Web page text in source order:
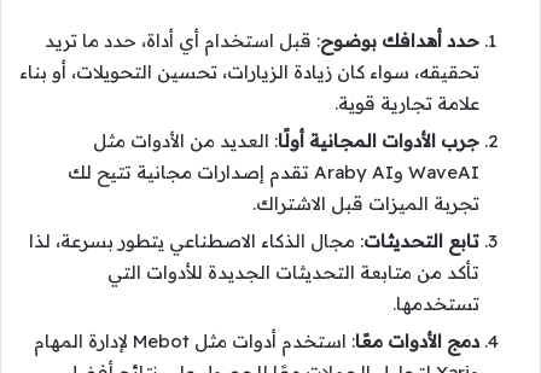
حدد أهدافك بوضوح: قبل استخدام أي أداة، حدد ما تريد
تحقيقه، سواء كان زيادة الزيارات، تحسين التحويلات، أو بناء
علامة تجارية قوية.
جرب الأدوات المجانية أولًا: العديد من الأدوات مثل
WaveAI وAraby AI تقدم إصدارات مجانية تتيح لك
تجربة الميزات قبل الاشتراك.
تابع التحديثات: مجال الذكاء الاصطناعي يتطور بسرعة، لذا
تأكد من متابعة التحديثات الجديدة للأدوات التي
تستخدمها.
دمج الأدوات معًا
: استخدم أدوات مثل Mebot لإدارة المهام